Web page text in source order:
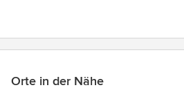
Orte in der Nähe